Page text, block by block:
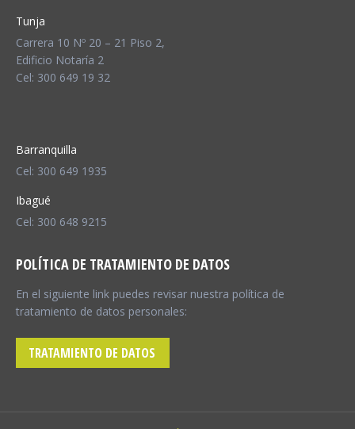
Tunja
Carrera 10 Nº 20 – 21 Piso 2,
Edificio Notaría 2
Cel: 300 649 19 32
Barranquilla
Cel: 300 649 1935
Ibagué
Cel: 300 648 9215
POLÍTICA DE TRATAMIENTO DE DATOS
En el siguiente link puedes revisar nuestra política de
tratamiento de datos personales:
TRATAMIENTO DE DATOS